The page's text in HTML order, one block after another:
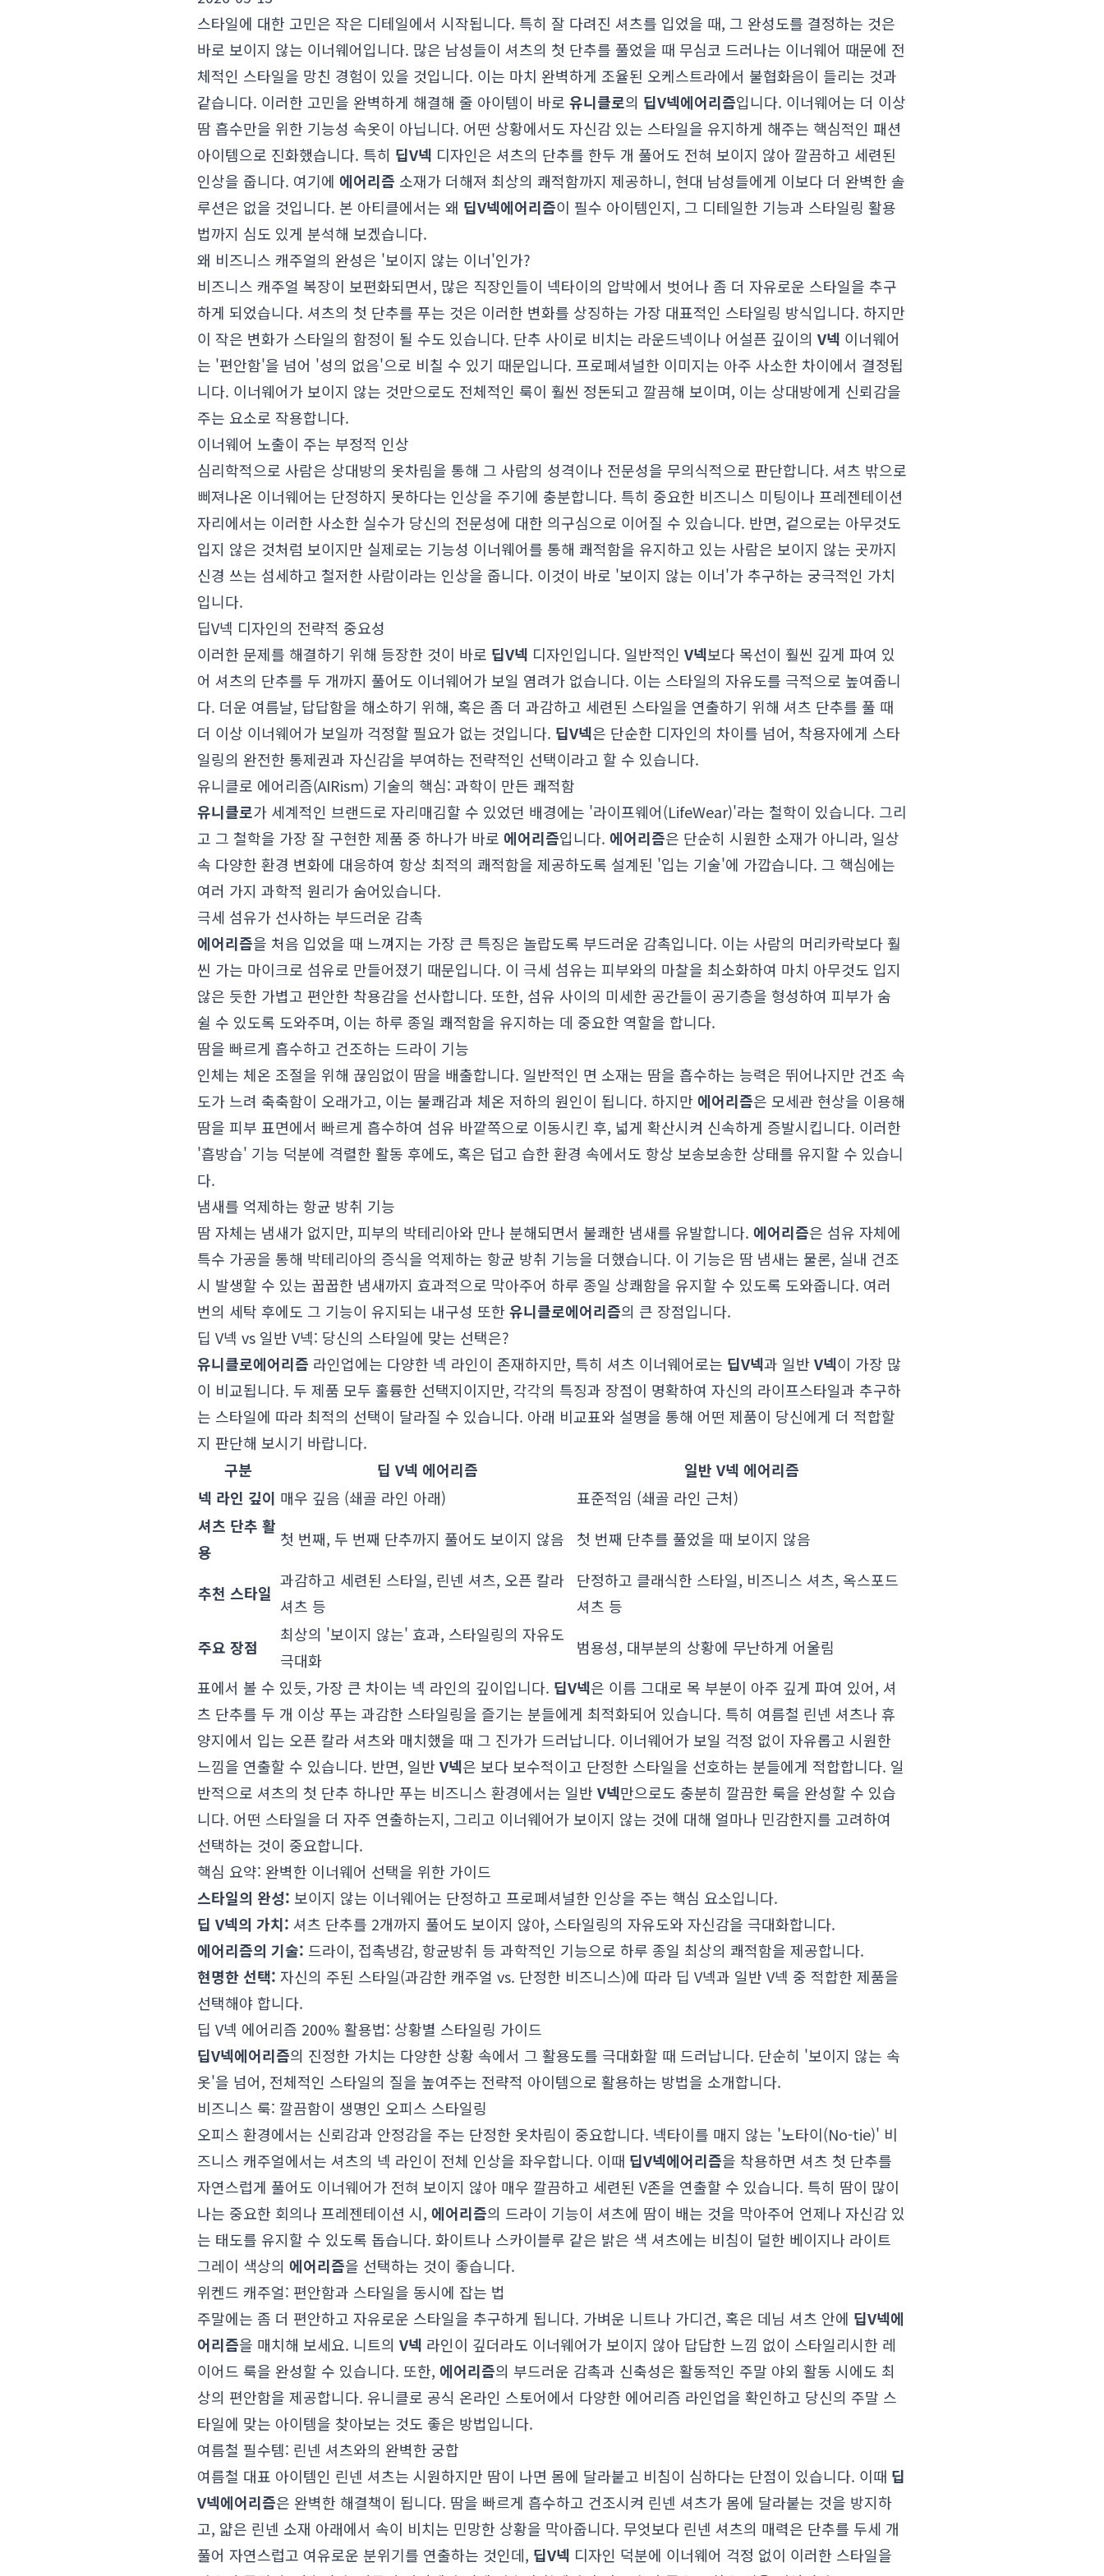
스타일에 대한 고민은 작은 디테일에서 시작됩니다. 특히 잘 다려진 셔츠를 입었을 때, 그 완성도를 결정하는 것은
바로 보이지 않는 이너웨어입니다. 많은 남성들이 셔츠의 첫 단추를 풀었을 때 무심코 드러나는 이너웨어 때문에 전
체적인 스타일을 망친 경험이 있을 것입니다. 이는 마치 완벽하게 조율된 오케스트라에서 불협화음이 들리는 것과
같습니다. 이러한 고민을 완벽하게 해결해 줄 아이템이 바로 유니클로의 딥V넥에어리즘입니다. 이너웨어는 더 이상
땀 흡수만을 위한 기능성 속옷이 아닙니다. 어떤 상황에서도 자신감 있는 스타일을 유지하게 해주는 핵심적인 패션
아이템으로 진화했습니다. 특히 딥V넥 디자인은 셔츠의 단추를 한두 개 풀어도 전혀 보이지 않아 깔끔하고 세련된
인상을 줍니다. 여기에 에어리즘 소재가 더해져 최상의 쾌적함까지 제공하니, 현대 남성들에게 이보다 더 완벽한 솔
루션은 없을 것입니다. 본 아티클에서는 왜 딥V넥에어리즘이 필수 아이템인지, 그 디테일한 기능과 스타일링 활용
법까지 심도 있게 분석해 보겠습니다.
왜 비즈니스 캐주얼의 완성은 '보이지 않는 이너'인가?
비즈니스 캐주얼 복장이 보편화되면서, 많은 직장인들이 넥타이의 압박에서 벗어나 좀 더 자유로운 스타일을 추구
하게 되었습니다. 셔츠의 첫 단추를 푸는 것은 이러한 변화를 상징하는 가장 대표적인 스타일링 방식입니다. 하지만
이 작은 변화가 스타일의 함정이 될 수도 있습니다. 단추 사이로 비치는 라운드넥이나 어설픈 깊이의 V넥 이너웨어
는 '편안함'을 넘어 '성의 없음'으로 비칠 수 있기 때문입니다. 프로페셔널한 이미지는 아주 사소한 차이에서 결정됩
니다. 이너웨어가 보이지 않는 것만으로도 전체적인 룩이 훨씬 정돈되고 깔끔해 보이며, 이는 상대방에게 신뢰감을
주는 요소로 작용합니다.
이너웨어 노출이 주는 부정적 인상
심리학적으로 사람은 상대방의 옷차림을 통해 그 사람의 성격이나 전문성을 무의식적으로 판단합니다. 셔츠 밖으로
삐져나온 이너웨어는 단정하지 못하다는 인상을 주기에 충분합니다. 특히 중요한 비즈니스 미팅이나 프레젠테이션
자리에서는 이러한 사소한 실수가 당신의 전문성에 대한 의구심으로 이어질 수 있습니다. 반면, 겉으로는 아무것도
입지 않은 것처럼 보이지만 실제로는 기능성 이너웨어를 통해 쾌적함을 유지하고 있는 사람은 보이지 않는 곳까지
신경 쓰는 섬세하고 철저한 사람이라는 인상을 줍니다. 이것이 바로 '보이지 않는 이너'가 추구하는 궁극적인 가치
입니다.
딥V넥 디자인의 전략적 중요성
이러한 문제를 해결하기 위해 등장한 것이 바로 딥V넥 디자인입니다. 일반적인 V넥보다 목선이 훨씬 깊게 파여 있
어 셔츠의 단추를 두 개까지 풀어도 이너웨어가 보일 염려가 없습니다. 이는 스타일의 자유도를 극적으로 높여줍니
다. 더운 여름날, 답답함을 해소하기 위해, 혹은 좀 더 과감하고 세련된 스타일을 연출하기 위해 셔츠 단추를 풀 때
더 이상 이너웨어가 보일까 걱정할 필요가 없는 것입니다. 딥V넥은 단순한 디자인의 차이를 넘어, 착용자에게 스타
일링의 완전한 통제권과 자신감을 부여하는 전략적인 선택이라고 할 수 있습니다.
유니클로 에어리즘(AIRism) 기술의 핵심: 과학이 만든 쾌적함
유니클로가 세계적인 브랜드로 자리매김할 수 있었던 배경에는 '라이프웨어(LifeWear)'라는 철학이 있습니다. 그리
고 그 철학을 가장 잘 구현한 제품 중 하나가 바로 에어리즘입니다. 에어리즘은 단순히 시원한 소재가 아니라, 일상
속 다양한 환경 변화에 대응하여 항상 최적의 쾌적함을 제공하도록 설계된 '입는 기술'에 가깝습니다. 그 핵심에는
여러 가지 과학적 원리가 숨어있습니다.
극세 섬유가 선사하는 부드러운 감촉
에어리즘을 처음 입었을 때 느껴지는 가장 큰 특징은 놀랍도록 부드러운 감촉입니다. 이는 사람의 머리카락보다 훨
씬 가는 마이크로 섬유로 만들어졌기 때문입니다. 이 극세 섬유는 피부와의 마찰을 최소화하여 마치 아무것도 입지
않은 듯한 가볍고 편안한 착용감을 선사합니다. 또한, 섬유 사이의 미세한 공간들이 공기층을 형성하여 피부가 숨
쉴 수 있도록 도와주며, 이는 하루 종일 쾌적함을 유지하는 데 중요한 역할을 합니다.
땀을 빠르게 흡수하고 건조하는 드라이 기능
인체는 체온 조절을 위해 끊임없이 땀을 배출합니다. 일반적인 면 소재는 땀을 흡수하는 능력은 뛰어나지만 건조 속
도가 느려 축축함이 오래가고, 이는 불쾌감과 체온 저하의 원인이 됩니다. 하지만 에어리즘은 모세관 현상을 이용해
땀을 피부 표면에서 빠르게 흡수하여 섬유 바깥쪽으로 이동시킨 후, 넓게 확산시켜 신속하게 증발시킵니다. 이러한
'흡방습' 기능 덕분에 격렬한 활동 후에도, 혹은 덥고 습한 환경 속에서도 항상 보송보송한 상태를 유지할 수 있습니
다.
냄새를 억제하는 항균 방취 기능
땀 자체는 냄새가 없지만, 피부의 박테리아와 만나 분해되면서 불쾌한 냄새를 유발합니다. 에어리즘은 섬유 자체에
특수 가공을 통해 박테리아의 증식을 억제하는 항균 방취 기능을 더했습니다. 이 기능은 땀 냄새는 물론, 실내 건조
시 발생할 수 있는 꿉꿉한 냄새까지 효과적으로 막아주어 하루 종일 상쾌함을 유지할 수 있도록 도와줍니다. 여러
번의 세탁 후에도 그 기능이 유지되는 내구성 또한 유니클로에어리즘의 큰 장점입니다.
딥 V넥 vs 일반 V넥: 당신의 스타일에 맞는 선택은?
유니클로에어리즘 라인업에는 다양한 넥 라인이 존재하지만, 특히 셔츠 이너웨어로는 딥V넥과 일반 V넥이 가장 많
이 비교됩니다. 두 제품 모두 훌륭한 선택지이지만, 각각의 특징과 장점이 명확하여 자신의 라이프스타일과 추구하
는 스타일에 따라 최적의 선택이 달라질 수 있습니다. 아래 비교표와 설명을 통해 어떤 제품이 당신에게 더 적합할
지 판단해 보시기 바랍니다.
구분
딥 V넥 에어리즘
일반 V넥 에어리즘
넥 라인 깊이 매우 깊음 (쇄골 라인 아래)
표준적임 (쇄골 라인 근처)
셔츠 단추 활
용
첫 번째, 두 번째 단추까지 풀어도 보이지 않음 첫 번째 단추를 풀었을 때 보이지 않음
추천 스타일
과감하고 세련된 스타일, 린넨 셔츠, 오픈 칼라
셔츠 등
단정하고 클래식한 스타일, 비즈니스 셔츠, 옥스포드
셔츠 등
주요 장점
최상의 '보이지 않는' 효과, 스타일링의 자유도
극대화
범용성, 대부분의 상황에 무난하게 어울림
표에서 볼 수 있듯, 가장 큰 차이는 넥 라인의 깊이입니다. 딥V넥은 이름 그대로 목 부분이 아주 깊게 파여 있어, 셔
츠 단추를 두 개 이상 푸는 과감한 스타일링을 즐기는 분들에게 최적화되어 있습니다. 특히 여름철 린넨 셔츠나 휴
양지에서 입는 오픈 칼라 셔츠와 매치했을 때 그 진가가 드러납니다. 이너웨어가 보일 걱정 없이 자유롭고 시원한
느낌을 연출할 수 있습니다. 반면, 일반 V넥은 보다 보수적이고 단정한 스타일을 선호하는 분들에게 적합합니다. 일
반적으로 셔츠의 첫 단추 하나만 푸는 비즈니스 환경에서는 일반 V넥만으로도 충분히 깔끔한 룩을 완성할 수 있습
니다. 어떤 스타일을 더 자주 연출하는지, 그리고 이너웨어가 보이지 않는 것에 대해 얼마나 민감한지를 고려하여
선택하는 것이 중요합니다.
핵심 요약: 완벽한 이너웨어 선택을 위한 가이드
스타일의 완성: 보이지 않는 이너웨어는 단정하고 프로페셔널한 인상을 주는 핵심 요소입니다.
딥 V넥의 가치: 셔츠 단추를 2개까지 풀어도 보이지 않아, 스타일링의 자유도와 자신감을 극대화합니다.
에어리즘의 기술: 드라이, 접촉냉감, 항균방취 등 과학적인 기능으로 하루 종일 최상의 쾌적함을 제공합니다.
현명한 선택: 자신의 주된 스타일(과감한 캐주얼 vs. 단정한 비즈니스)에 따라 딥 V넥과 일반 V넥 중 적합한 제품을
선택해야 합니다.
딥 V넥 에어리즘 200% 활용법: 상황별 스타일링 가이드
딥V넥에어리즘의 진정한 가치는 다양한 상황 속에서 그 활용도를 극대화할 때 드러납니다. 단순히 '보이지 않는 속
옷'을 넘어, 전체적인 스타일의 질을 높여주는 전략적 아이템으로 활용하는 방법을 소개합니다.
비즈니스 룩: 깔끔함이 생명인 오피스 스타일링
오피스 환경에서는 신뢰감과 안정감을 주는 단정한 옷차림이 중요합니다. 넥타이를 매지 않는 '노타이(No-tie)' 비
즈니스 캐주얼에서는 셔츠의 넥 라인이 전체 인상을 좌우합니다. 이때 딥V넥에어리즘을 착용하면 셔츠 첫 단추를
자연스럽게 풀어도 이너웨어가 전혀 보이지 않아 매우 깔끔하고 세련된 V존을 연출할 수 있습니다. 특히 땀이 많이
나는 중요한 회의나 프레젠테이션 시, 에어리즘의 드라이 기능이 셔츠에 땀이 배는 것을 막아주어 언제나 자신감 있
는 태도를 유지할 수 있도록 돕습니다. 화이트나 스카이블루 같은 밝은 색 셔츠에는 비침이 덜한 베이지나 라이트
그레이 색상의 에어리즘을 선택하는 것이 좋습니다.
위켄드 캐주얼: 편안함과 스타일을 동시에 잡는 법
주말에는 좀 더 편안하고 자유로운 스타일을 추구하게 됩니다. 가벼운 니트나 가디건, 혹은 데님 셔츠 안에 딥V넥에
어리즘을 매치해 보세요. 니트의 V넥 라인이 깊더라도 이너웨어가 보이지 않아 답답한 느낌 없이 스타일리시한 레
이어드 룩을 완성할 수 있습니다. 또한, 에어리즘의 부드러운 감촉과 신축성은 활동적인 주말 야외 활동 시에도 최
상의 편안함을 제공합니다. 유니클로 공식 온라인 스토어에서 다양한 에어리즘 라인업을 확인하고 당신의 주말 스
타일에 맞는 아이템을 찾아보는 것도 좋은 방법입니다.
여름철 필수템: 린넨 셔츠와의 완벽한 궁합
여름철 대표 아이템인 린넨 셔츠는 시원하지만 땀이 나면 몸에 달라붙고 비침이 심하다는 단점이 있습니다. 이때 딥
V넥에어리즘은 완벽한 해결책이 됩니다. 땀을 빠르게 흡수하고 건조시켜 린넨 셔츠가 몸에 달라붙는 것을 방지하
고, 얇은 린넨 소재 아래에서 속이 비치는 민망한 상황을 막아줍니다. 무엇보다 린넨 셔츠의 매력은 단추를 두세 개
풀어 자연스럽고 여유로운 분위기를 연출하는 것인데, 딥V넥 디자인 덕분에 이너웨어 걱정 없이 이러한 스타일을